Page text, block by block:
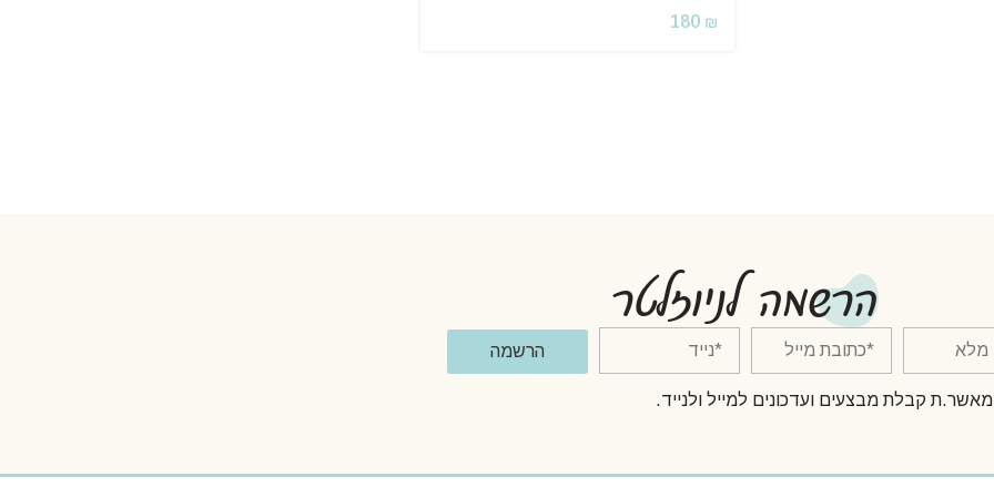
180 ₪
הרשמה לניוזלטר
מאשר.ת קבלת מבצעים ועדכונים למייל ולנייד.
הרשמה